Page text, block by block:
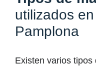
utilizados
Pamplona
Existen varios